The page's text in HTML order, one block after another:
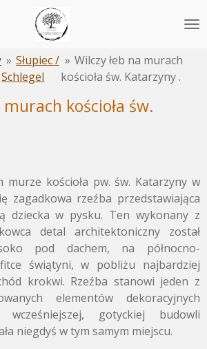
» Słupiec /
Schlegel
» Wilczy łeb na murach
kościoła św. Katarzyny .
murach kościoła św.
murze kościoła pw. św. Katarzyny w
zagadkowa rzeźba przedstawiająca
dziecka w pysku. Ten wykonany z
detal architektoniczny został
pod dachem, na północno-
świątyni, w pobliżu najbardziej
krokwi. Rzeźba stanowi jeden z
elementów dekoracyjnych
wcześniejszej, gotyckiej budowli
niegdyś w tym samym miejscu.